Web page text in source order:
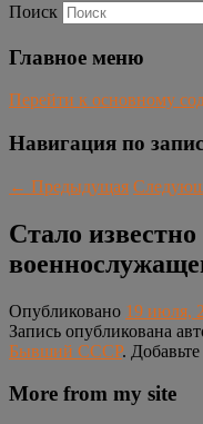
Поиск
Главное меню
Перейти к основному
Навигация по
← Предыдущая
Стало
Опубликовано 19 июля,
Запись опубликована
Бывший СССР.
More from my site